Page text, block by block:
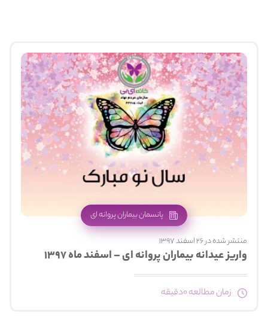
پانسمان بیماران پروانه ای
منتشر شده در 26 اسفند 1397
واریز عیدانه بیماران پروانه ای – اسفند ماه ۱۳۹۷
زمان مطالعه 0دقیقه